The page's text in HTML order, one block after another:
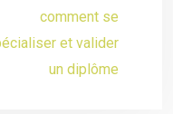
comment se
et valider
un diplôme